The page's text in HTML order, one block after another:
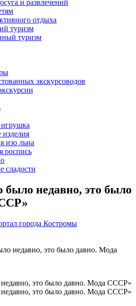
и развлечений
отдыха
туризм
туризм
экскурсоводов
изо льна
роспись
сладости
недавно, это было
города Костромы
недавно, это было давно. Мода